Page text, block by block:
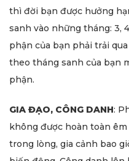
thì đời bạn được hưởng
sanh vào những tháng: 3,
phận của bạn phải trải
theo tháng sanh của bạn
phận.
GIA ĐẠO, CÔNG DANH:
không được hoàn toàn
trong lòng, gia cảnh bao